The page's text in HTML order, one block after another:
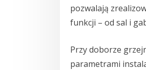
pozwalają
funkcji – od sal i
Przy doborze
parametrami